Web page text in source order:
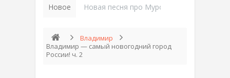
Новое История «Дома Куренкова» в Коврове
Владимир
Владимир — самый новогодний город
России! ч. 2